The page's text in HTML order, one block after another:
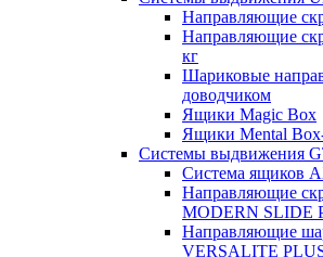
Направляющие
Направляющие
кг
Шариковые
доводчиком
Ящики Magic Box
Ящики Mental
Системы выдвижения
Система ящиков
Направляющие
MODERN SLIDE
Направляющие
VERSALITE